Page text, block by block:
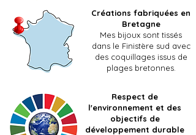
Créations fabriquées en
Bretagne
Mes bijoux sont tissés
dans le Finistère sud avec
des coquillages issus de
plages bretonnes.
Respect de
l'environnement et des
objectifs de
développement durable